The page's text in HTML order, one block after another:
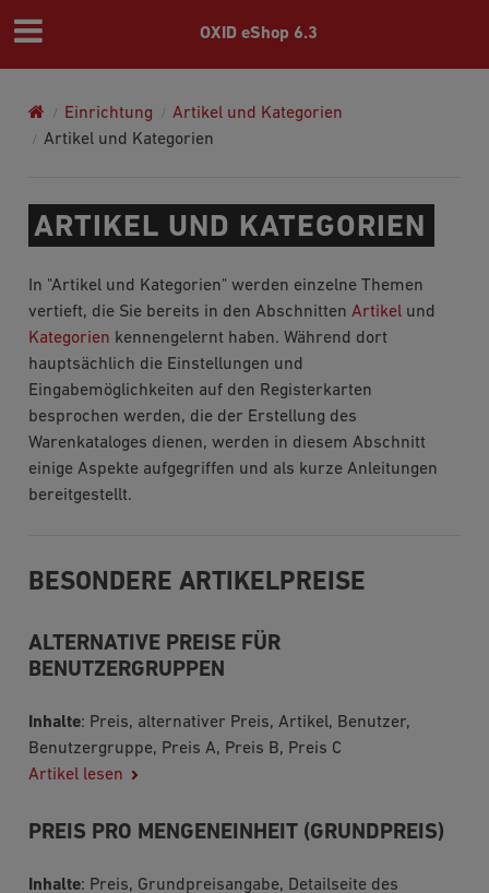
OXID eShop 6.3
Einrichtung
Artikel und Kategorien
Artikel und Kategorien
ARTIKEL UND KATEGORIEN
In "Artikel und Kategorien" werden einzelne Themen
vertieft, die Sie bereits in den Abschnitten Artikelund
Kategorien kennengelernt haben. Während dort
hauptsächlich die Einstellungen und
Eingabemöglichkeiten auf den Registerkarten
besprochen werden, die der Erstellung des
Warenkataloges dienen, werden in diesem Abschnitt
einige Aspekte aufgegriffen und als kurze Anleitungen
bereitgestellt.
BESONDERE ARTIKELPREISE
ALTERNATIVE PREISE FÜR
BENUTZERGRUPPEN
Inhalte: Preis, alternativer Preis, Artikel, Benutzer,
Benutzergruppe, Preis A, Preis B, Preis C
Artikel lesen
PREIS PRO MENGENEINHEIT (GRUNDPREIS)
Inhalte: Preis, Grundpreisangabe, Detailseite des